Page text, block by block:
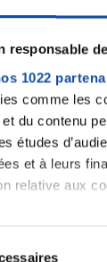
responsable
1022
comme les
du contenu
études
et à leurs
relative aux
permettez,
des